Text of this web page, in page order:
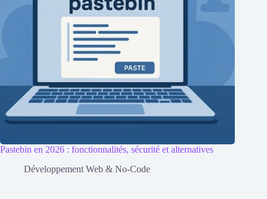
Pastebin en 2026 : fonctionnalités, sécurité et alternatives
Développement Web & No-Code